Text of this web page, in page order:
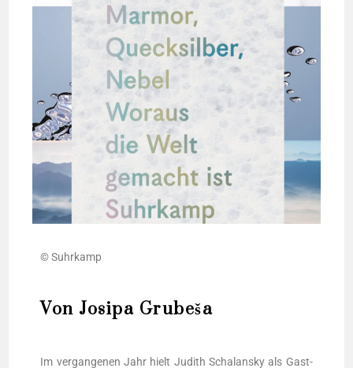
© Suhr­kamp
Von Josipa Grubeša
Im ver­gan­ge­nen Jahr hielt Judith Schal­an­sky als Gast­